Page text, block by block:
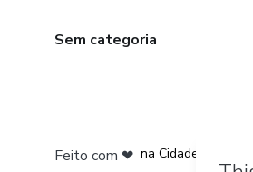
Sem categoria
Feito com ❤ na Cidade do México